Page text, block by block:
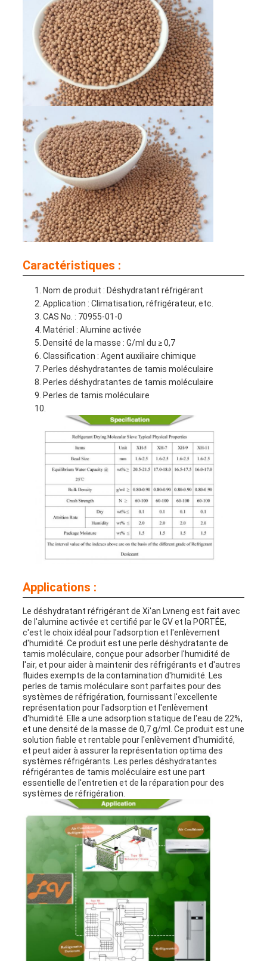
PRIVACY
POLICY
Caractéristiques :
Nom de produit : Déshydratant réfrigérant
Application : Climatisation, réfrigérateur, etc.
CAS No. : 70955-01-0
Matériel : Alumine activée
Densité de la masse : G/ml du ≥ 0,7
Classification : Agent auxiliaire chimique
Perles déshydratantes de tamis moléculaire
Perles déshydratantes de tamis moléculaire
Perles de tamis moléculaire
Applications :
Le déshydratant réfrigérant de Xi'an Lvneng est fait avec
de l'alumine activée et certifié par le GV et la PORTÉE,
c'est le choix idéal pour l'adsorption et l'enlèvement
d'humidité. Ce produit est une perle déshydratante de
tamis moléculaire, conçue pour adsorber l'humidité de
l'air, et pour aider à maintenir des réfrigérants et d'autres
fluides exempts de la contamination d'humidité. Les
perles de tamis moléculaire sont parfaites pour des
systèmes de réfrigération, fournissant l'excellente
représentation pour l'adsorption et l'enlèvement
d'humidité. Elle a une adsorption statique de l'eau de 22%,
et une densité de la masse de 0,7 g/ml. Ce produit est une
solution fiable et rentable pour l'enlèvement d'humidité,
et peut aider à assurer la représentation optima des
systèmes réfrigérants. Les perles déshydratantes
réfrigérantes de tamis moléculaire est une part
essentielle de l'entretien et de la réparation pour des
systèmes de réfrigération.